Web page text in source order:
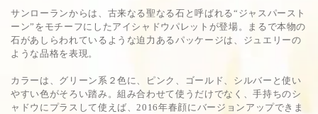
サンローランからは、古来なる聖なる石と呼ばれる“ジャスパースト
ーン”をモチーフにしたアイシャドウパレットが登場。まるで本物の
石があしらわれているような迫力あるパッケージは、ジュエリーの
ような品格を表現。
カラーは、グリーン系２色に、ピンク、ゴールド、シルバーと使い
やすい色がそろい踏み。組み合わせて使うだけでなく、手持ちのシ
ャドウにプラスして使えば、2016年春顔にバージョンアップできま